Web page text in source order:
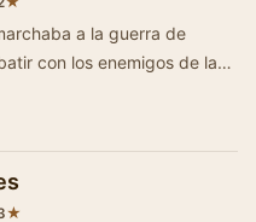
a la guerra de
con los enemigos de la
★